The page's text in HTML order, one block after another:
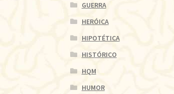
GUERRA
HERÓICA
HIPOTÉTICA
HISTÓRICO
HQM
HUMOR